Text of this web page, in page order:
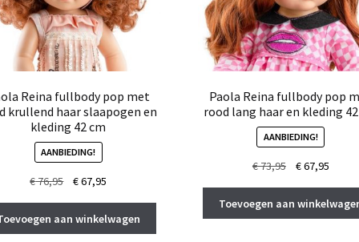
Reina fullbody pop met
krullend haar slaapogen en
kleding 42 cm
AANBIEDING!
€76,95
Oorspronkelijke
was:
€ 76,95.
€67,95
is:
€ 67,95.
aan winkelwagen
Paola Reina fullbody pop
rood lang haar en kleding
AANBIEDING!
€73,95
Oorspronkelijke
was:
€ 73,95.
€67,95Huidige
is:
€
Toevoegen aan